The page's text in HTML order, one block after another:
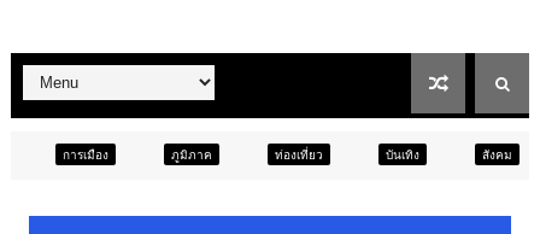
ภูมิภาค ท่องเที่ยว บันเทิง สังคม ภูมิภาค